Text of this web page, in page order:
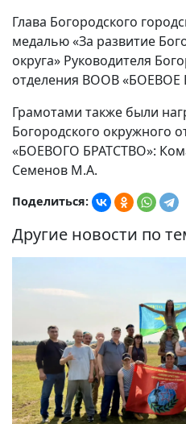
Глава Богородского
медалью «За развитие
округа» Руководителя
отделения ВООВ «БОЕВОЕ
Грамотами также были
Богородского окружного
«БОЕВОГО БРАТСТВО»:
Семенов М.А.
Поделиться:
Другие новости по